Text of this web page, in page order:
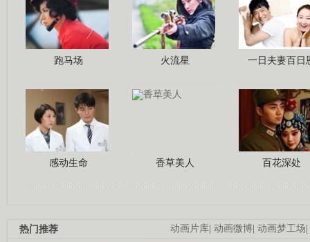
跑马场 火流星 一日夫妻百日
感动生命 香草美人 百花深处
动画片库 动画微博 动画梦工场
热门推荐